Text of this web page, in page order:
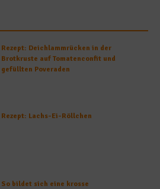
Rezept: Deichlammrücken in der
Brotkruste auf Tomatenconfit und
gefüllten Poveraden
Rezept: Lachs-Ei-Röllchen
So bildet sich eine krosse